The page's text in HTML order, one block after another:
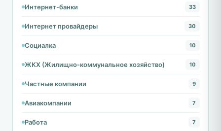
Интернет-банки 33
Интернет провайдеры 30
Социалка 10
ЖКХ (Жилищно-коммунальное хозяйство) 10
Частные компании 9
Авиакомпании 7
Работа 7